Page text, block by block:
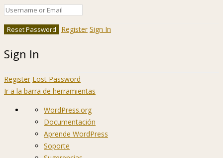
Register Sign In
Sign In
Register Lost Password
Ir a la barra de herramientas
Acerca
WordPress
WordPress.org
Documentación
Aprende WordPress
Soporte